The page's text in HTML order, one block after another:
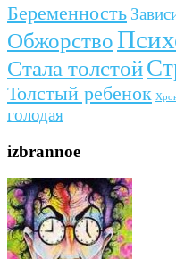
Беременность
Обжорство
Стала толстой
Толстый ребенок
голодая
izbrannoe